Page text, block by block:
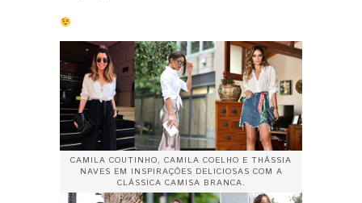
CAMILA COUTINHO, CAMILA COELHO E THÁSSIA
NAVES EM INSPIRAÇÕES DELICIOSAS COM A
CLÁSSICA CAMISA BRANCA.